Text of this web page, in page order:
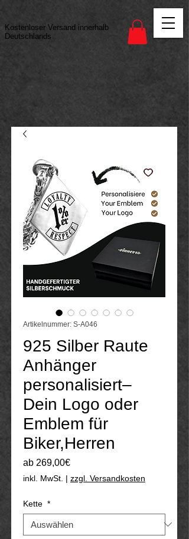
Kostenloser Versand innerhalb
Deutschlands
Artikelnummer: S-A046
925 Silber Raute
Anhänger
personalisiert–
Dein Logo oder
Emblem für
Biker,Herren
ab 269,00€Sale-
inkl. MwSt. | zzgl. Versandkosten
Kette *